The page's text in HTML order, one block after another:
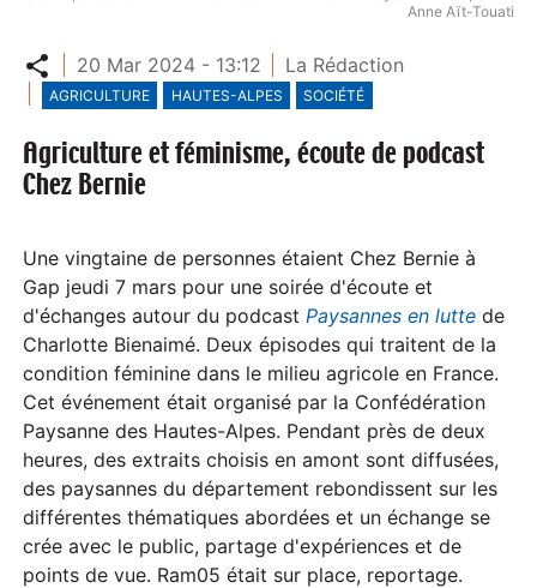
Anne Aït-Touati
Partager
20 Mar 2024 - 13:12 La Rédaction
AGRICULTURE HAUTES-ALPES SOCIÉTÉ
Agriculture et féminisme, écoute de podcast
Chez Bernie
Une vingtaine de personnes étaient Chez Bernie à
Gap jeudi 7 mars pour une soirée d'écoute et
d'échanges autour du podcast Paysannes en lutte de
Charlotte Bienaimé. Deux épisodes qui traitent de la
condition féminine dans le milieu agricole en France.
Cet événement était organisé par la Confédération
Paysanne des Hautes-Alpes. Pendant près de deux
heures, des extraits choisis en amont sont diffusées,
des paysannes du département rebondissent sur les
différentes thématiques abordées et un échange se
crée avec le public, partage d'expériences et de
points de vue. Ram05 était sur place, reportage.